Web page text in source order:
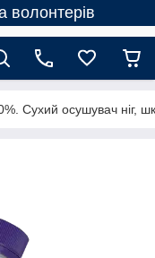
волонтерів
Сухий осушувач ніг,